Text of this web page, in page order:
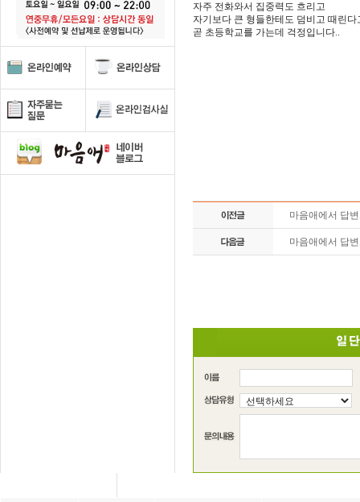
자주 전화와서 집중력도 흐리고
자기보다 큰 형들한테도 덤비고 때린다
곧 초등학교를 가는데 걱정입니다..
마음애에서 답
마음애에서 답